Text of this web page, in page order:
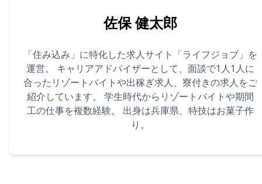
佐保 健太郎
「住み込み」に特化した求人サイト「ライフジョブ」を
運営。 キャリアアドバイザーとして、面談で1人1人に
合ったリゾートバイトや出稼ぎ求人、寮付きの求人をご
紹介しています。 学生時代からリゾートバイトや期間
工の仕事を複数経験。 出身は兵庫県、特技はお菓子作
り。